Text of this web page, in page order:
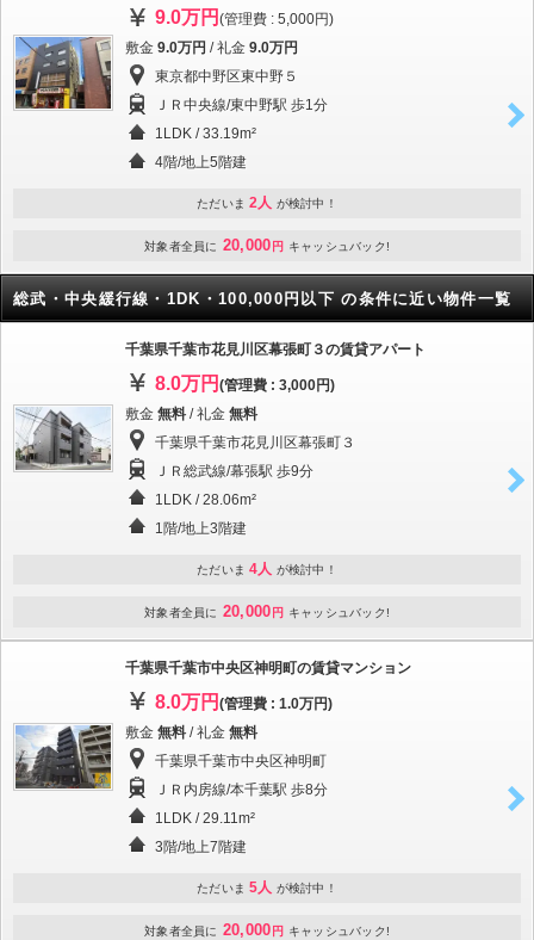
9.0万円 (管理費 : 5,000円)
敷金 9.0万円 / 礼金 9.0万円
東京都中野区東中野５
ＪＲ中央線/東中野駅 歩1分
1LDK / 33.19m²
4階/地上5階建
ただいま 2人 が検討中！
対象者全員に 20,000 円 キャッシュバック!
総武・中央緩行線・1DK・100,000円以下 の条件に近い物件一覧
千葉県千葉市花見川区幕張町３の賃貸アパート
8.0万円 (管理費 : 3,000円)
敷金 無料 / 礼金 無料
千葉県千葉市花見川区幕張町３
ＪＲ総武線/幕張駅 歩9分
1LDK / 28.06m²
1階/地上3階建
ただいま 4人 が検討中！
対象者全員に 20,000 円 キャッシュバック!
千葉県千葉市中央区神明町の賃貸マンション
8.0万円 (管理費 : 1.0万円)
敷金 無料 / 礼金 無料
千葉県千葉市中央区神明町
ＪＲ内房線/本千葉駅 歩8分
1LDK / 29.11m²
3階/地上7階建
ただいま 5人 が検討中！
対象者全員に 20,000 円 キャッシュバック!